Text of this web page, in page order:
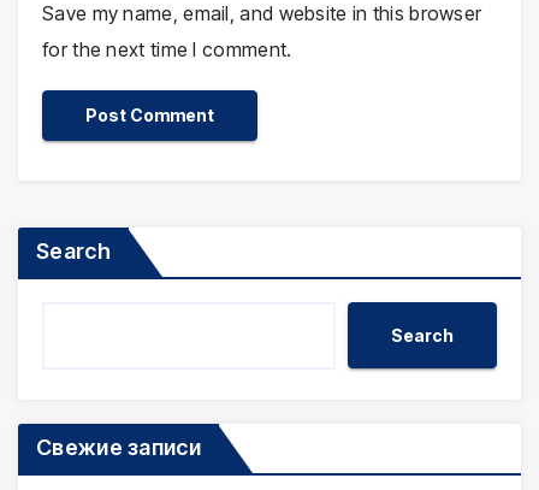
Save my name, email, and website in this browser
for the next time I comment.
Search
Search
Свежие записи